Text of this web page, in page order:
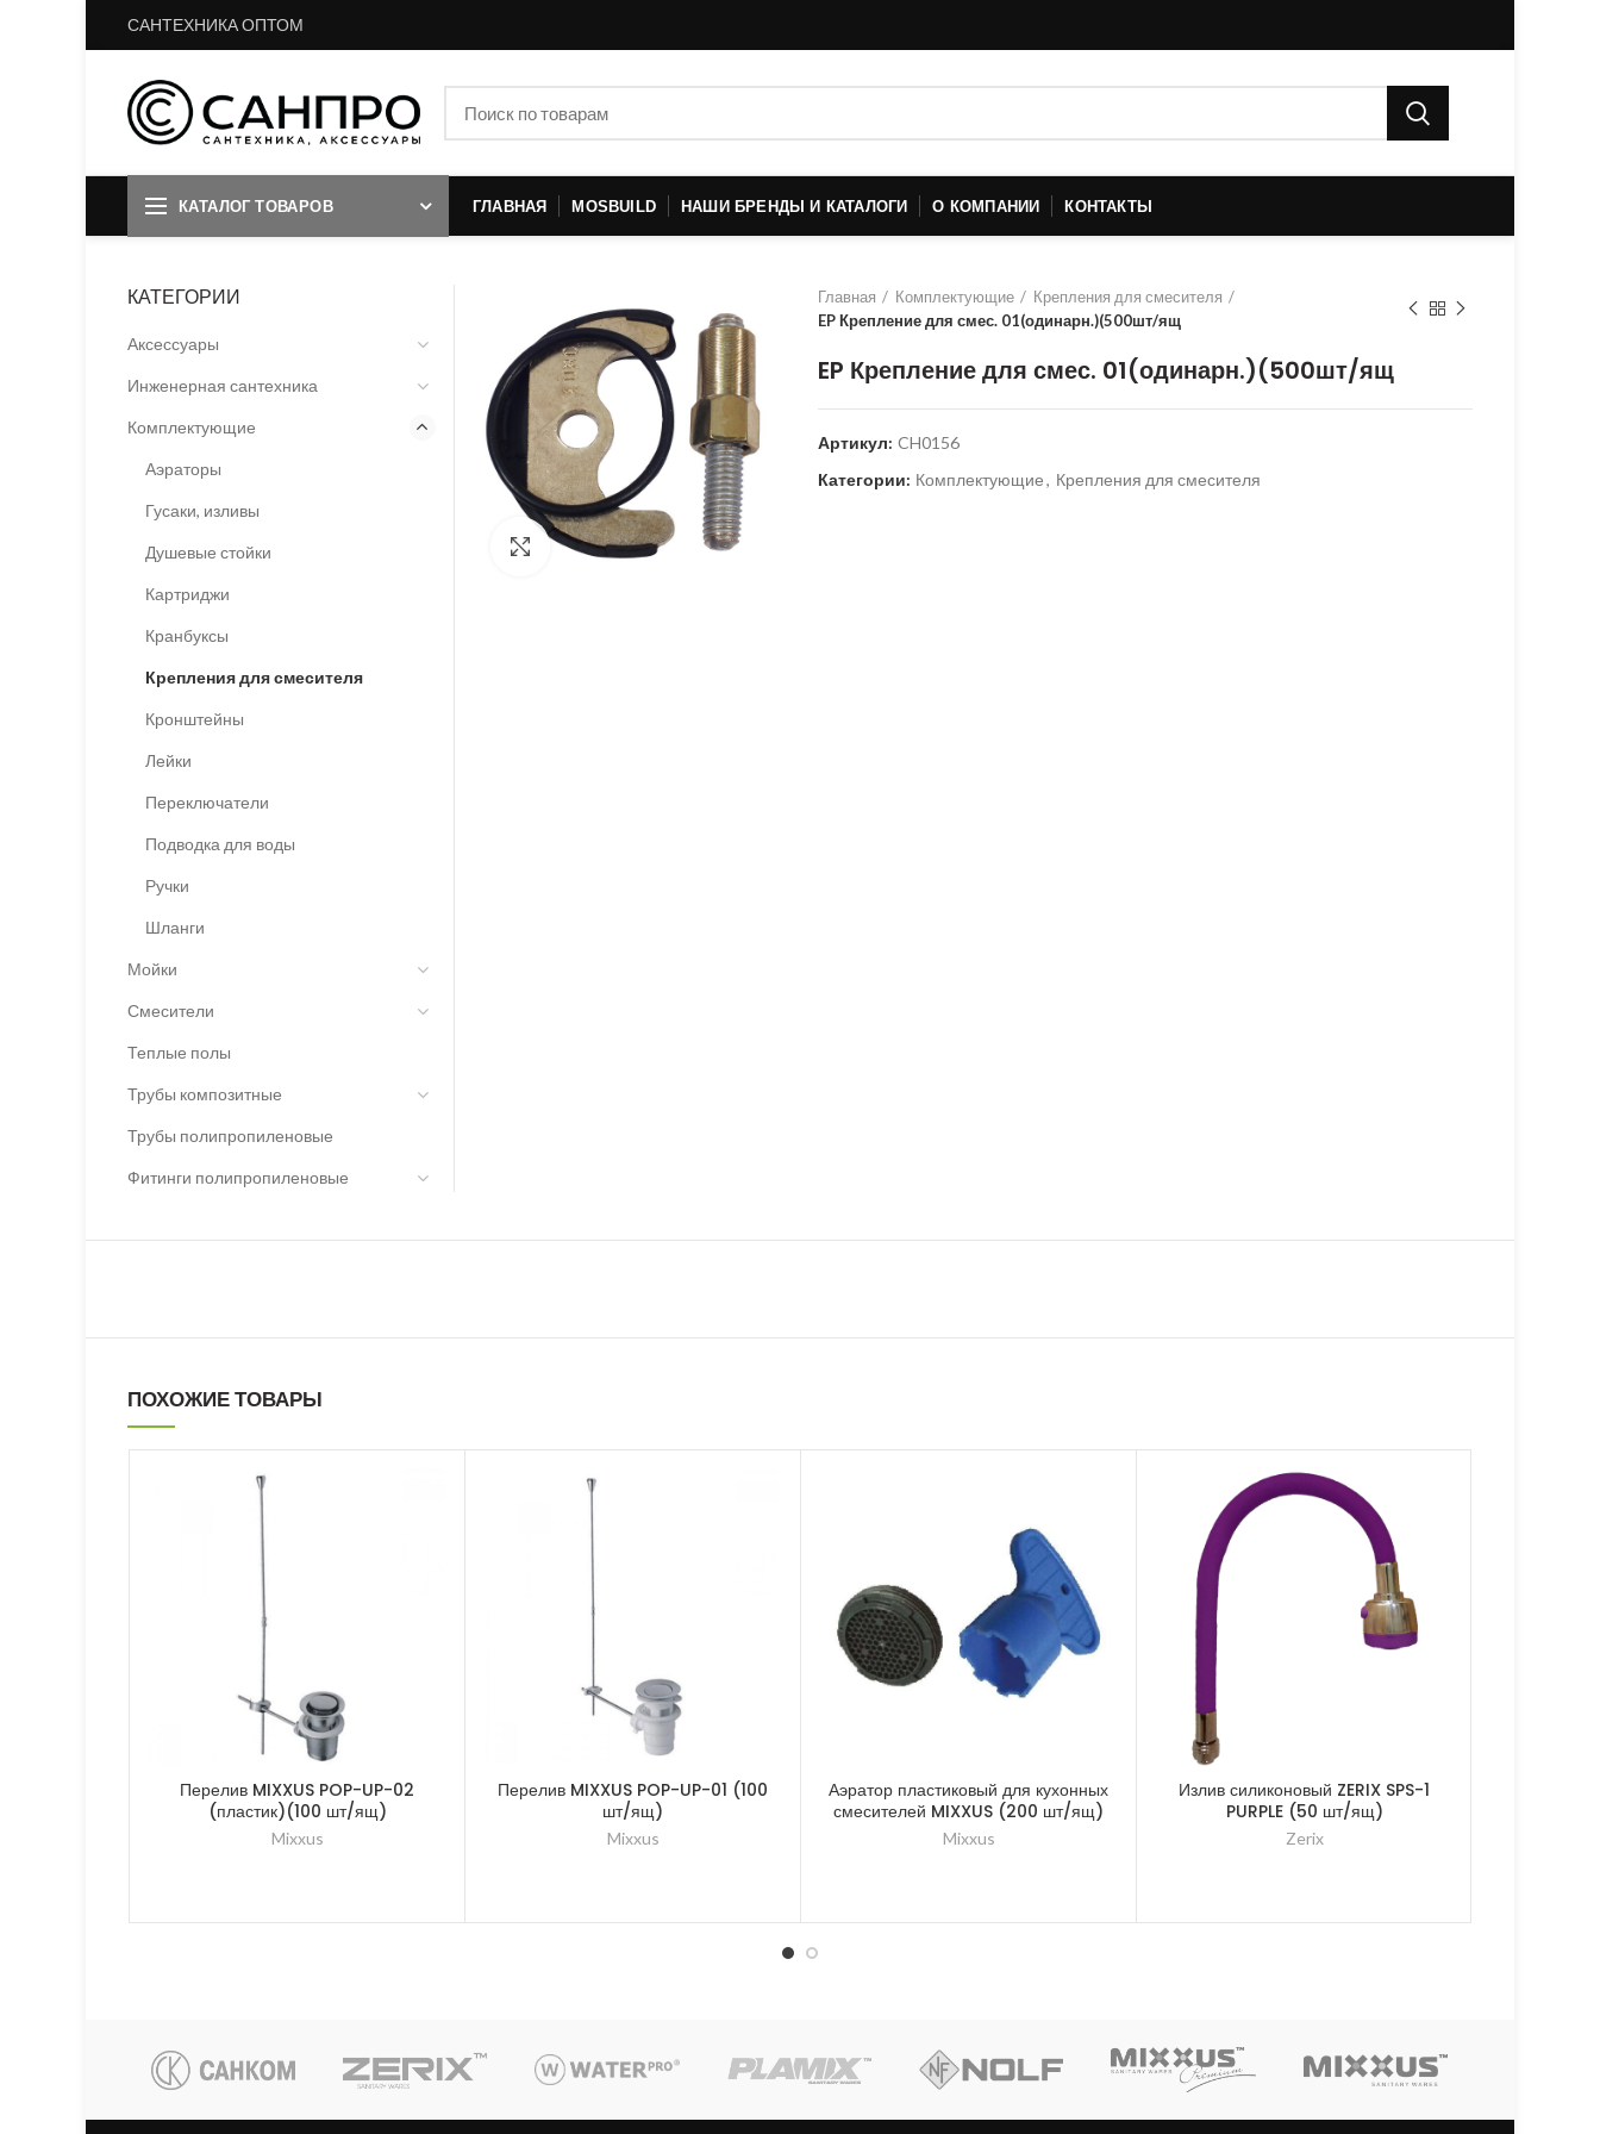
САНТЕХНИКА ОПТОМ
КАТАЛОГ ТОВАРОВ ГЛАВНАЯ MOSBUILD НАШИ БРЕНДЫ И КАТАЛОГИ О КОМПАНИИ КОНТАКТЫ
Нажмите для увеличения
Главная Комплектующие
Крепления для смесителя
EP Крепление для смес. 01(одинарн.)(500шт/ящ
EP Крепление для смес. 01(одинарн.)(500шт/ящ
Артикул: CH0156
Категории: Комплектующие, Крепления для смесителя
КАТЕГОРИИ
Аксессуары
Инженерная сантехника
Комплектующие
Аэраторы
Гусаки, изливы
Душевые стойки
Картриджи
Кранбуксы
Крепления для смесителя
Кронштейны
Лейки
Переключатели
Подводка для воды
Ручки
Шланги
Мойки
Смесители
Теплые полы
Трубы композитные
Трубы полипропиленовые
Фитинги полипропиленовые
ПОХОЖИЕ ТОВАРЫ
Перелив MIXXUS POP-UP-02
(пластик)(100 шт/ящ)
Mixxus
Перелив MIXXUS POP-UP-01 (100
шт/ящ)
Mixxus
Аэратор пластиковый для кухонных
смесителей MIXXUS (200 шт/ящ)
Mixxus
Излив силиконовый ZERIX SPS-1
PURPLE (50 шт/ящ)
Zerix